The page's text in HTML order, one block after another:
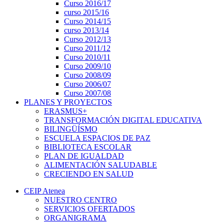
Curso 2016/17
curso 2015/16
Curso 2014/15
curso 2013/14
Curso 2012/13
Curso 2011/12
Curso 2010/11
Curso 2009/10
Curso 2008/09
Curso 2006/07
Curso 2007/08
PLANES Y PROYECTOS
ERASMUS+
TRANSFORMACIÓN DIGITAL EDUCATIVA
BILINGÜÍSMO
ESCUELA ESPACIOS DE PAZ
BIBLIOTECA ESCOLAR
PLAN DE IGUALDAD
ALIMENTACIÓN SALUDABLE
CRECIENDO EN SALUD
CEIP Atenea
NUESTRO CENTRO
SERVICIOS OFERTADOS
ORGANIGRAMA